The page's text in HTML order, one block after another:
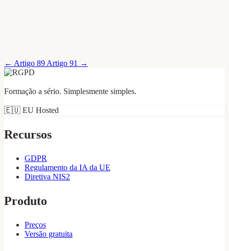
← Artigo 89 Artigo 91 →
Formação a sério. Simplesmente simples.
🇪🇺 EU Hosted
Recursos
GDPR
Regulamento da IA da UE
Diretiva NIS2
Produto
Preços
Versão gratuita